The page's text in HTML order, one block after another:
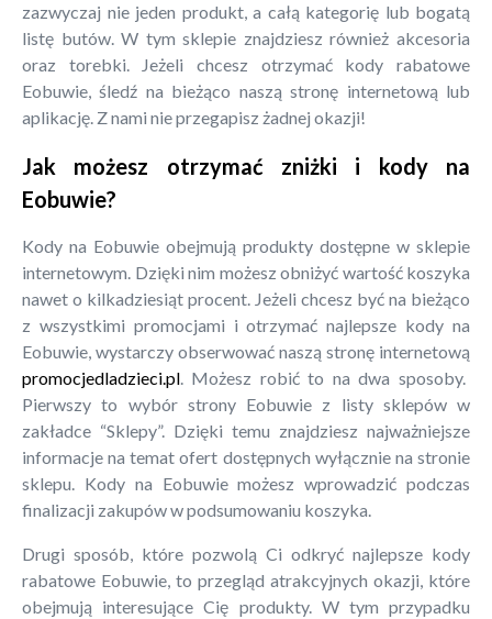
zazwyczaj nie jeden produkt, a całą kategorię lub bogatą
listę butów. W tym sklepie znajdziesz również akcesoria
oraz torebki. Jeżeli chcesz otrzymać kody rabatowe
Eobuwie, śledź na bieżąco naszą stronę internetową lub
aplikację. Z nami nie przegapisz żadnej okazji!
Jak możesz otrzymać zniżki i kody na
Eobuwie?
Kody na Eobuwie obejmują produkty dostępne w sklepie
internetowym. Dzięki nim możesz obniżyć wartość koszyka
nawet o kilkadziesiąt procent. Jeżeli chcesz być na bieżąco
z wszystkimi promocjami i otrzymać najlepsze kody na
Eobuwie, wystarczy obserwować naszą stronę internetową
promocjedladzieci.pl. Możesz robić to na dwa sposoby.
Pierwszy to wybór strony Eobuwie z listy sklepów w
zakładce “Sklepy”. Dzięki temu znajdziesz najważniejsze
informacje na temat ofert dostępnych wyłącznie na stronie
sklepu. Kody na Eobuwie możesz wprowadzić podczas
finalizacji zakupów w podsumowaniu koszyka.
Drugi sposób, które pozwolą Ci odkryć najlepsze kody
rabatowe Eobuwie, to przegląd atrakcyjnych okazji, które
obejmują interesujące Cię produkty. W tym przypadku